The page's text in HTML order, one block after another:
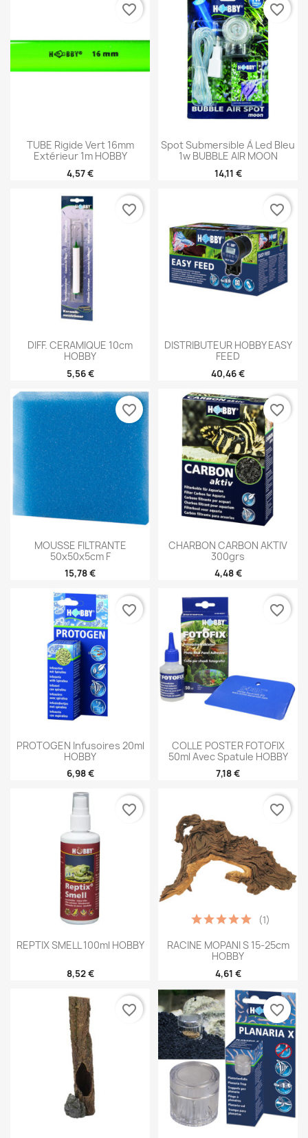
TUBE Rigide Vert 16mm
Extérieur 1m HOBBY
4,57 €
favorite_border
Spot Submersible À Led Bleu
1w BUBBLE AIR MOON
14,11 €
favorite_border
DIFF. CERAMIQUE 10cm
HOBBY
5,56 €
favorite_border
DISTRIBUTEUR HOBBY EASY
FEED
40,46 €
favorite_border
MOUSSE FILTRANTE
50x50x5cm F
15,78 €
favorite_border
CHARBON CARBON AKTIV
300grs
4,48 €
favorite_border
PROTOGEN Infusoires 20ml
HOBBY
6,98 €
favorite_border
COLLE POSTER FOTOFIX
50ml Avec Spatule HOBBY
7,18 €
favorite_border
REPTIX SMELL 100ml HOBBY
8,52 €
favorite_border
RACINE MOPANI S 15-25cm
HOBBY
4,61 €
(1)
favorite_border
favorite_border favorite_border